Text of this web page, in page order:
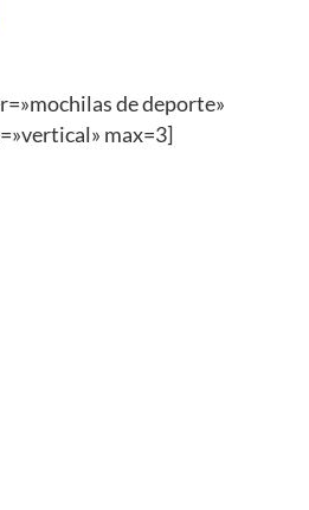
de deporte»
max=3]